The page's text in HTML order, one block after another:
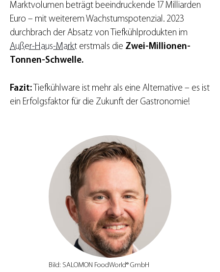
Marktvolumen beträgt beeindruckende 17 Milliarden
Euro – mit weiterem Wachstumspotenzial. 2023
durchbrach der Absatz von Tiefkühlprodukten im
Außer-Haus-Markt erstmals die Zwei-Millionen-
Tonnen-Schwelle.
Fazit: Tiefkühlware ist mehr als eine Alternative – es ist
ein Erfolgsfaktor für die Zukunft der Gastronomie!
Bild: SALOMON FoodWorld® GmbH